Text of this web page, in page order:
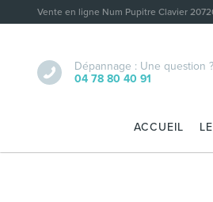
Vente en ligne Num Pupitre Clavier
Dépannage : Une question ?
04 78 80 40 91
ACCUEIL